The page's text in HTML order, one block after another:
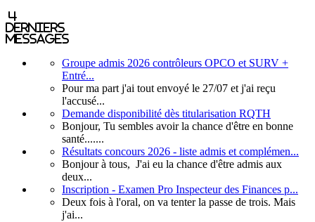
4
derniers
messages
Groupe admis 2026 contrôleurs OPCO et SURV +
Entré...
Pour ma part j'ai tout envoyé le 27/07 et j'ai reçu
l'accusé...
Demande disponibilité dès titularisation RQTH
Bonjour, Tu sembles avoir la chance d'être en bonne
santé.......
Résultats concours 2026 - liste admis et complémen...
Bonjour à tous, J'ai eu la chance d'être admis aux
deux...
Inscription - Examen Pro Inspecteur des Finances p...
Deux fois à l'oral, on va tenter la passe de trois. Mais
j'ai...